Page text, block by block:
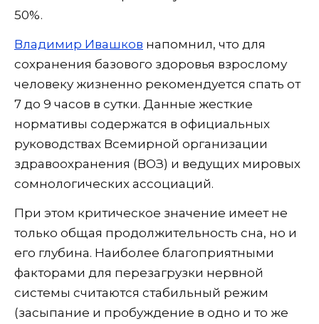
50%.
Владимир Ивашков напомнил, что для
сохранения базового здоровья взрослому
человеку жизненно рекомендуется спать от
7 до 9 часов в сутки. Данные жесткие
нормативы содержатся в официальных
руководствах Всемирной организации
здравоохранения (ВОЗ) и ведущих мировых
сомнологических ассоциаций.
При этом критическое значение имеет не
только общая продолжительность сна, но и
его глубина. Наиболее благоприятными
факторами для перезагрузки нервной
системы считаются стабильный режим
(засыпание и пробуждение в одно и то же